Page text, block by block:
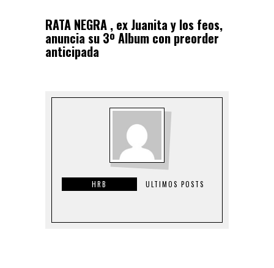
RATA NEGRA , ex Juanita y los feos,
anuncia su 3º Album con preorder
anticipada
HRB ULTIMOS POSTS